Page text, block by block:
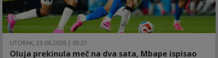
UTORAK, 23.06.2026 | 05:21
Oluja prekinula meč na dva sata, Mbape ispisao